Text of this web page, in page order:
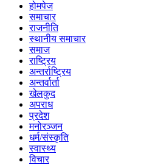
होमपेज
समाचार
राजनीति
स्थानीय समाचार
समाज
राष्ट्रिय
अन्तर्राष्ट्रिय
अन्तर्वार्ता
खेलकुद
अपराध
प्रदेश
मनोरञ्जन
धर्म/संस्कृति
स्वास्थ्य
विचार